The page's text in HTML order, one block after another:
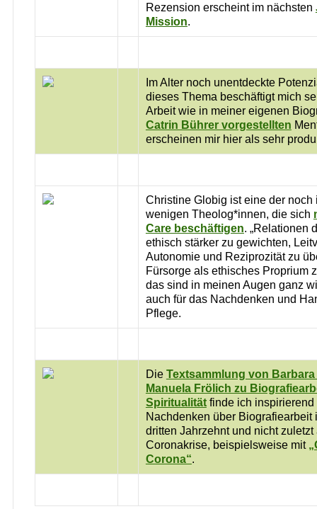
Rezension erscheint im nächsten
Mission.
Im Alter noch unentdeckte
dieses Thema beschäftigt mich
Arbeit wie in meiner eigenen
Catrin Bührer vorgestellten
erscheinen mir hier als sehr
Christine Globig ist eine der noch
wenigen Theolog*innen, die sich
Care beschäftigen. „Relationen
ethisch stärker zu gewichten,
Autonomie und Reziprozität zu
Fürsorge als ethisches Proprium
das sind in meinen Augen ganz
auch für das Nachdenken und
Pflege.
Die Textsammlung von
Manuela Frölich zu
Spiritualitätfinde ich inspirierend
Nachdenken über Biografiearbeit
dritten Jahrzehnt und nicht zuletzt
Coronakrise, beispielsweise mit
Corona“.